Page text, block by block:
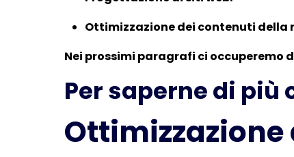
Ottimizzazione dei contenuti della
Nei prossimi paragrafi ci occuperemo
Per saperne di più